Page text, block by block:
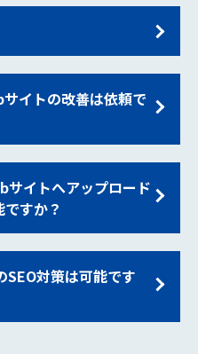
イトの改善は依頼で
サイトへアップロード
すか？
SEO対策は可能です